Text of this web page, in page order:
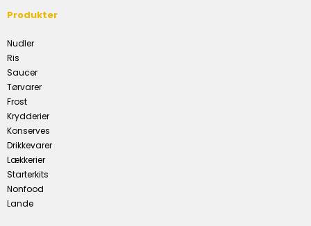
Produkter
Nudler
Ris
Saucer
Tørvarer
Frost
Krydderier
Konserves
Drikkevarer
Lækkerier
Starterkits
Nonfood
Lande